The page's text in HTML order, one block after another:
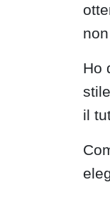
Ho
il